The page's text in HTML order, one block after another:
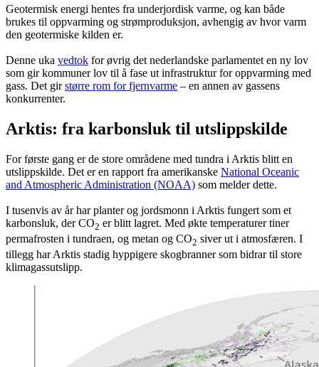
Geotermisk energi hentes fra underjordisk varme, og kan både
brukes til oppvarming og strømproduksjon, avhengig av hvor varm
den geotermiske kilden er.
Denne uka vedtok for øvrig det nederlandske parlamentet en ny lov
som gir kommuner lov til å fase ut infrastruktur for oppvarming med
gass. Det girstørre rom for fjernvarme – en annen av gassens
konkurrenter.
Arktis: fra karbonsluk til utslippskilde
For første gang er de store områdene med tundra i Arktis blitt en
utslippskilde. Det er en rapport fra amerikanske National Oceanic
and Atmospheric Administration (NOAA) som melder dette.
I tusenvis av år har planter og jordsmonn i Arktis fungert som et
karbonsluk, der CO2 er blitt lagret. Med økte temperaturer tiner
permafrosten i tundraen, og metan og CO2 siver ut i atmosfæren. I
tillegg har Arktis stadig hyppigere skogbranner som bidrar til store
klimagassutslipp.